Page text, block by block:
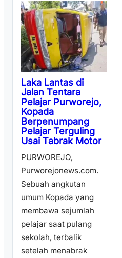
Laka Lantas di
Jalan Tentara
Pelajar Purworejo,
Kopada
Berpenumpang
Pelajar Terguling
Usai Tabrak Motor
PURWOREJO,
Purworejonews.com.
Sebuah angkutan
umum Kopada yang
membawa sejumlah
pelajar saat pulang
sekolah, terbalik
setelah menabrak